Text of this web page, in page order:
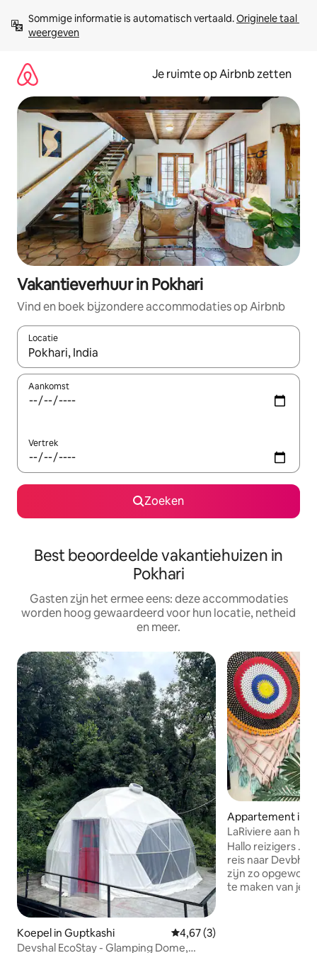
direct
naar
Sommige informatie is automatisch vertaald. Originele taal
weergeven
Je ruimte op Airbnb zetten
Vakantieverhuur in Pokhari
Vind en boek bijzondere accommodaties op Airbnb
Locatie
Wanneer er suggesties beschikbaar zijn, maak je een keuze
Aankomst
Vertrek
Zoeken
Best beoordeelde vakantiehuizen in
Pokhari
Gasten zijn het ermee eens: deze accommodaties
worden hoog gewaardeerd voor hun locatie, netheid
en meer.
Koepel in Guptkashi Gemiddelde beoordeling van
4,67 (3)
Devshal EcoStay - Glamping Dome,
Appartement in
LaRiviere aan
verblijf 3
Hallo reizigers .
reis naar
zijn zo
te maken van je